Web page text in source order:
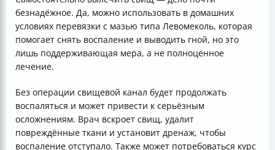
безнадёжное. Да, можно использовать в домашних
условиях перевязки с мазью типа Левомеколь, которая
помогает снять воспаление и выводить гной, но это
лишь поддерживающая мера, а не полноценное
лечение.
Без операции свищевой канал будет продолжать
воспаляться и может привести к серьёзным
осложнениям. Врач вскроет свищ, удалит
повреждённые ткани и установит дренаж, чтобы
воспаление отступало. Также может потребоваться курс